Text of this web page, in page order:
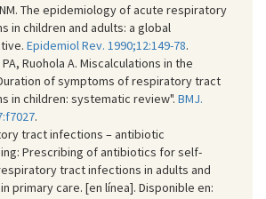
The epidemiology of acute respiratory
in children and adults: a global
Epidemiol Rev. 1990;12:149-78.
Ruohola A. Miscalculations in the
of symptoms of respiratory tract
in children: systematic review". BMJ.
.
tract infections – antibiotic
Prescribing of antibiotics for self-
tract infections in adults and
primary care. [en línea]. Disponible en: